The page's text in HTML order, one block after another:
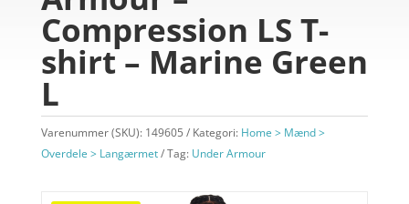
Compression LS T-
shirt – Marine Green
L
Varenummer (SKU): 149605 Kategori: Home > Mænd >
Overdele > Langærmet
Tag: Under Armour